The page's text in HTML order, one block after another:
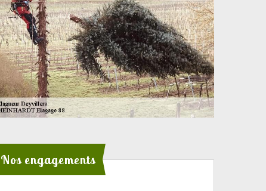
Nos engagements